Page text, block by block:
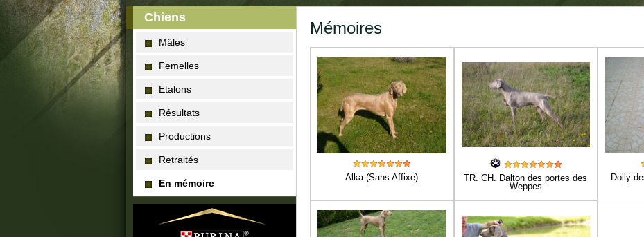
Chiens
Mâles
Femelles
Etalons
Résultats
Productions
Retraités
En mémoire
Mémoires
Alka (Sans Affixe)
TR. CH. Dalton des portes des
Weppes
Dolly